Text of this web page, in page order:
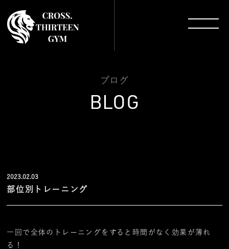
プログ
BLOG
2023.02.03
部位別トレーニング
一回で全体のトレーニングをすると時間がなく効果が薄れ
る！